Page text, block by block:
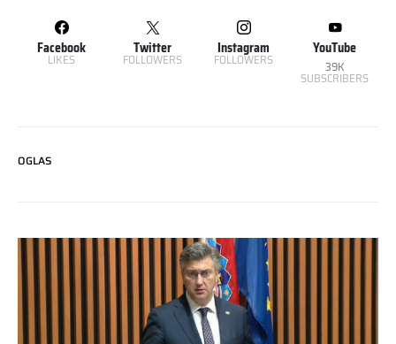
Facebook
LIKES
Twitter
FOLLOWERS
Instagram
FOLLOWERS
YouTube
39K
SUBSCRIBERS
OGLAS